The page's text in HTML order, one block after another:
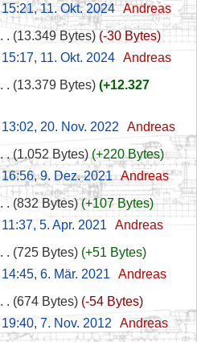
15:21, 11. Okt. 2024‎ Andreas
13.349 Bytes
-30 Bytes
15:17, 11. Okt. 2024‎ Andreas
13.379 Bytes
+12.327
13:02, 20. Nov. 2022
Andreas
1.052 Bytes
+220 Bytes
16:56, 9. Dez. 2021 ‎ Andreas
832 Bytes
+107 Bytes
11:37, 5. Apr. 2021
Andreas
725 Bytes
+51 Bytes
14:45, 6. Mär. 2021
Andreas
674 Bytes
-54 Bytes
19:40, 7. Nov. 2012
Andreas